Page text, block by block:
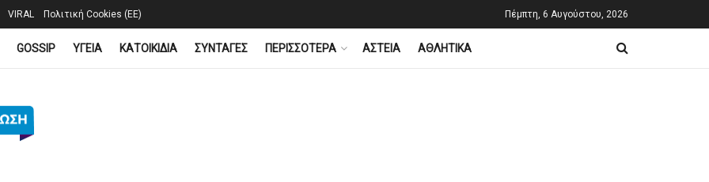
VIRAL Πολιτική Cookies (ΕΕ) Πέμπτη, 6 Αυγούστου, 2026
GOSSIP YΓΕΙΑ ΚΑΤΟΙΚΙΔΙΑ ΣΥΝΤΑΓΕΣ ΠΕΡΙΣΣΟΤΕΡΑ ΑΣΤΕΙΑ ΑΘΛΗΤΙΚΑ